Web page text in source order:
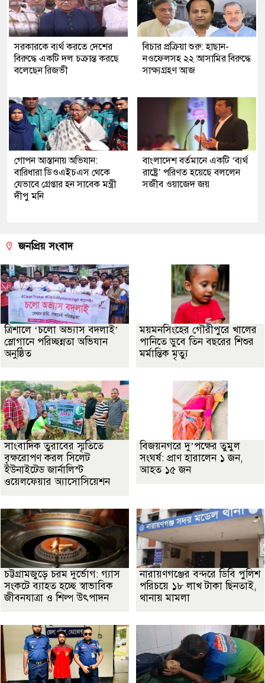
সরকারকে ব্যর্থ করতে দেশের
বিরুদ্ধে একটি দল চক্রান্ত করছে
বলেছেন রিজভী
বিচার প্রক্রিয়া শুরু: হাছান-
নওফেলসহ ২২ আসামির বিরুদ্ধে
সাক্ষ্যগ্রহণ আজ
গোপন আস্তানায় অভিযান:
বারিধারা ডিওএইচএস থেকে
যেভাবে গ্রেপ্তার হন সাবেক মন্ত্রী
দীপু মনি
বাংলাদেশ বর্তমানে একটি ‘ব্যর্থ
রাষ্ট্রে’ পরিণত হয়েছে বললেন
সজীব ওয়াজেদ জয়
জনপ্রিয় সংবাদ
‎ত্রিশালে ‘চলো অভ্যাস বদলাই’
স্লোগানে পরিচ্ছন্নতা অভিযান
অনুষ্ঠিত
ময়মনসিংহের গৌরীপুরে খালের
পানিতে ডুবে তিন বছরের শিশুর
মর্মান্তিক মৃত্যু
সাংবাদিক তুরাবের স্মৃতিতে
বৃক্ষরোপণ করল সিলেট
ইউনাইটেড জার্নালিস্ট
ওয়েলফেয়ার অ্যাসোসিয়েশন
বিজয়নগরে দু’পক্ষের তুমুল
সংঘর্ষ: প্রাণ হারালেন ১ জন,
আহত ১৫ জন
চট্টগ্রামজুড়ে চরম দুর্ভোগ: গ্যাস
সংকটে ব্যাহত হচ্ছে স্বাভাবিক
জীবনযাত্রা ও শিল্প উৎপাদন
নারায়ণগঞ্জের বন্দরে ডিবি পুলিশ
পরিচয়ে ১৮ লাখ টাকা ছিনতাই,
থানায় মামলা